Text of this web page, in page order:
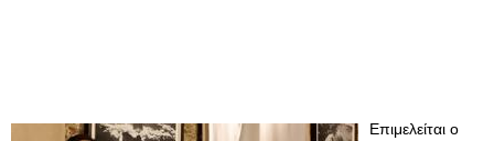
Επιμελείται ο